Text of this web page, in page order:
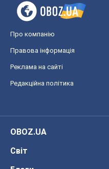
Про компанію
Правова інформація
Реклама на сайті
Редакційна політика
OBOZ.UA
Світ